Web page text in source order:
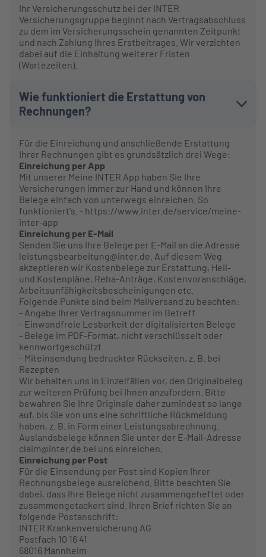
Ihr Versicherungsschutz bei der INTER
Versicherungsgruppe beginnt nach Vertragsabschluss
zu dem im Versicherungsschein genannten Zeitpunkt
und nach Zahlung Ihres Erstbeitrages. Wir verzichten
dabei auf die Einhaltung weiterer Fristen
(Wartezeiten).
Wie funktioniert die Erstattung von
Rechnungen?
Für die Einreichung und anschließende Erstattung
Ihrer Rechnungen gibt es grundsätzlich drei Wege:
Einreichung per App
Mit unserer Meine INTER App haben Sie Ihre
Versicherungen immer zur Hand und können Ihre
Belege einfach von unterwegs einreichen. So
funktioniert's. - https://www.inter.de/service/meine-
inter-app
Einreichung per E-Mail
Senden Sie uns Ihre Belege per E-Mail an die Adresse
leistungsbearbeitung@inter.de. Auf diesem Weg
akzeptieren wir Kostenbelege zur Erstattung, Heil-
und Kostenpläne, Reha-Anträge, Kostenvoranschläge,
Arbeitsunfähigkeitsbescheinigungen etc.
Folgende Punkte sind beim Mailversand zu beachten:
- Angabe Ihrer Vertragsnummer im Betreff
- Einwandfreie Lesbarkeit der digitalisierten Belege
- Belege im PDF-Format, nicht verschlüsselt oder
kennwortgeschützt
- Miteinsendung bedruckter Rückseiten, z. B. bei
Rezepten
Wir behalten uns in Einzelfällen vor, den Originalbeleg
zur weiteren Prüfung bei Ihnen anzufordern. Bitte
bewahren Sie Ihre Originale daher zumindest so lange
auf, bis Sie von uns eine schriftliche Rückmeldung
haben, z. B. in Form einer Leistungsabrechnung.
Auslandsbelege können Sie unter der E-Mail-Adresse
claim@inter.de bei uns einreichen.
Einreichung per Post
Für die Einsendung per Post sind Kopien Ihrer
Rechnungsbelege ausreichend. Bitte beachten Sie
dabei, dass Ihre Belege nicht zusammengeheftet oder
zusammengetackert sind. Ihren Brief richten Sie an
folgende Postanschrift:
INTER Krankenversicherung AG
Postfach 10 16 41
68016 Mannheim